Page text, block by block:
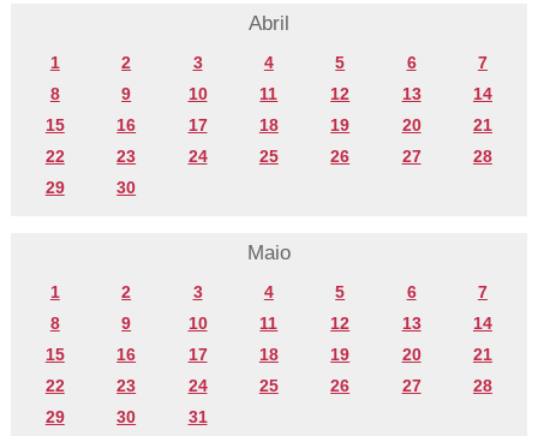
Abril
1 2 3 4 5 6
7
8
9 10 11 12 13
14
15
16 17 18 19 20
21
22
23 24 25 26 27
28
29
30
Maio
1 2 3 4 5 6
7
8
9 10 11 12 13
14
15
16 17 18 19 20
21
22
23 24 25 26 27
28
29
30 31